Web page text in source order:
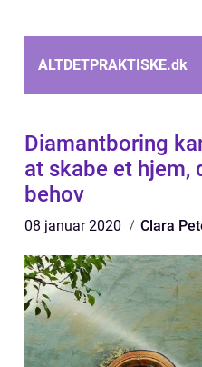
ALTDETPRAKTISKE.dk
Diamantboring
at skabe et hjem,
behov
08 januar 2020 Clara